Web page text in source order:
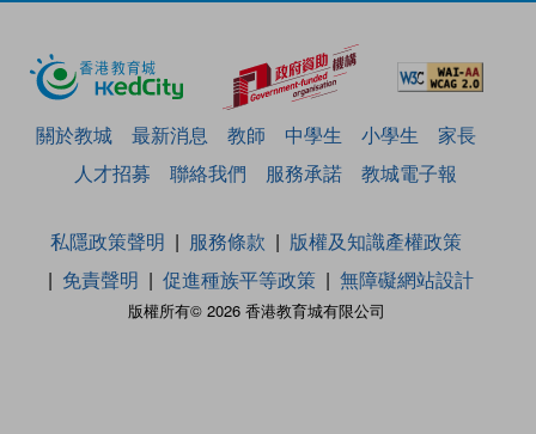
關於教城 最新消息 教師 中學生 小學生
家長
人才招募
聯絡我們 服務承諾 教城電子報
版權所有© 2026 香港教育城有限公司
私隱政策聲明 服務條款
版權及知識產權政策
免責聲明
促進種族平等政策 無障礙網站設計